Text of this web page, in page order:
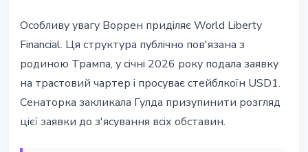
Особливу увагу Воррен приділяє World Liberty
Financial. Ця структура публічно пов'язана з
родиною Трампа, у січні 2026 року подала заявку
на трастовий чартер і просуває стейблкоїн USD1.
Сенаторка закликала Гулда призупинити розгляд
цієї заявки до з'ясування всіх обставин.